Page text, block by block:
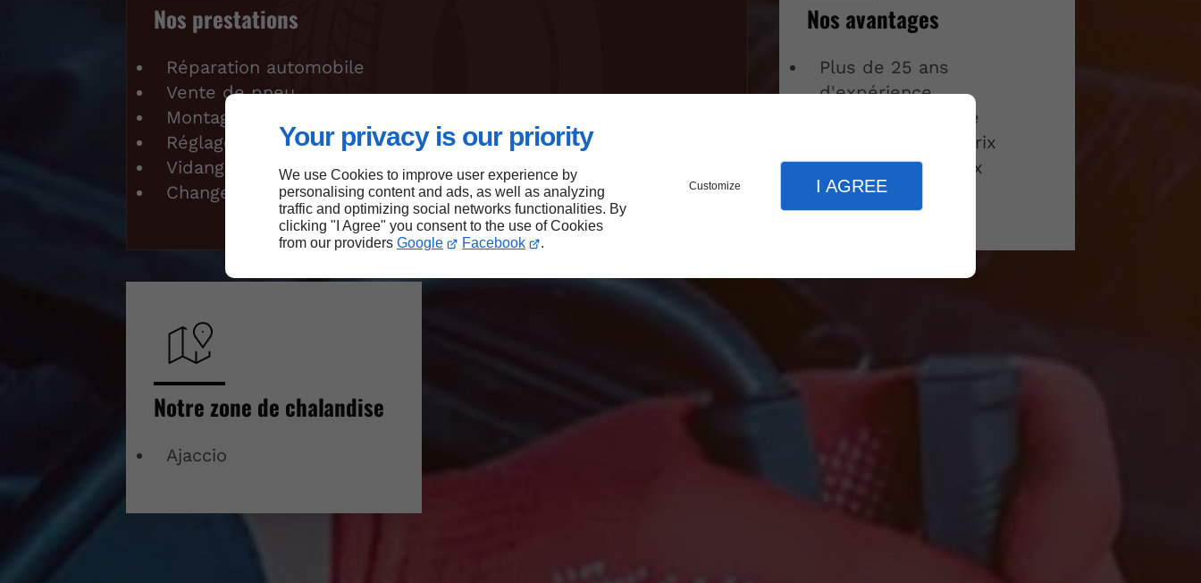
Your privacy is our priority
We use Cookies to improve user experience by
personalising content and ads, as well as analyzing
traffic and optimizing social networks functionalities. By
clicking "I Agree" you consent to the use of Cookies
from our providers Google Facebook .
Customize I AGREE
Nos prestations
Réparation automobile
Vente de pneu
Montage de pneu
Réglage de parallélisme
Vidange de voiture
Changement de plaquette de frein
Nos avantages
Plus de 25 ans
d'expérience
Professionnalisme
Rapport qualité-prix
Accueil chaleureux
Notre zone de chalandise
Ajaccio